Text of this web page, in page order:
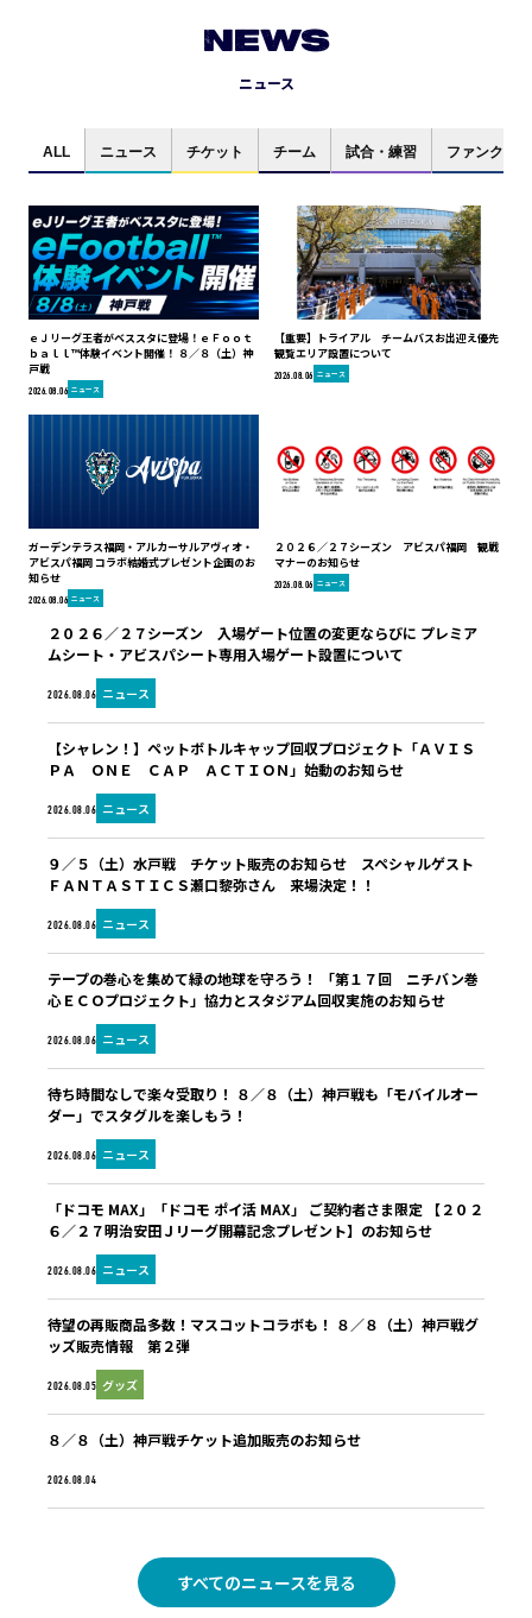
NEWS
ニュース
ALL ニュース チケット チーム 試合・練習 ファンクラブ
ｅＪリーグ王者がベススタに登場！ｅＦｏｏｔ
ｂａｌｌ™体験イベント開催！ ８／８（土）神
戸戦
2026.08.06 ニュース
【重要】トライアル チームバスお出迎え優先
観覧エリア設置について
2026.08.06 ニュース
ガーデンテラス福岡・アルカーサルアヴィオ・
アビスパ福岡 コラボ結婚式プレゼント企画のお
知らせ
2026.08.06 ニュース
２０２６／２７シーズン アビスパ福岡 観戦
マナーのお知らせ
2026.08.06 ニュース
2026.08.06 ニュース
２０２６／２７シーズン 入場ゲート位置の変更ならびに プレミア
ムシート・アビスパシート専用入場ゲート設置について
2026.08.06 ニュース
【シャレン！】ペットボトルキャップ回収プロジェクト「ＡＶＩＳ
ＰＡ ＯＮＥ ＣＡＰ ＡＣＴＩＯＮ」始動のお知らせ
2026.08.06 ニュース
９／５（土）水戸戦 チケット販売のお知らせ スペシャルゲスト
ＦＡＮＴＡＳＴＩＣＳ瀬口黎弥さん 来場決定！！
2026.08.06 ニュース
テープの巻心を集めて緑の地球を守ろう！ 「第１７回 ニチバン巻
心ＥＣＯプロジェクト」協力とスタジアム回収実施のお知らせ
2026.08.06 ニュース
待ち時間なしで楽々受取り！ ８／８（土）神戸戦も「モバイルオー
ダー」でスタグルを楽しもう！
2026.08.06 ニュース
「ドコモ MAX」「ドコモ ポイ活 MAX」 ご契約者さま限定 【２０２
６／２７明治安田Ｊリーグ開幕記念プレゼント】のお知らせ
2026.08.05 グッズ
待望の再販商品多数！マスコットコラボも！ ８／８（土）神戸戦グ
ッズ販売情報 第２弾
2026.08.04
８／８（土）神戸戦チケット追加販売のお知らせ
すべてのニュースを見る